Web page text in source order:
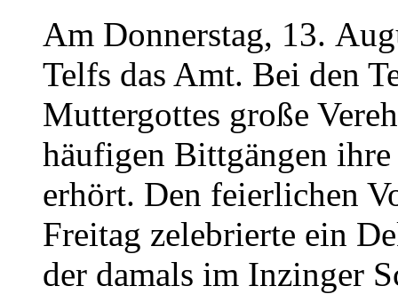
Am Donnerstag, 13.
Telfs das Amt. Bei den
Muttergottes große
häufigen Bittgängen
erhört. Den feierlichen
Freitag zelebrierte ein
der damals im Inzinger